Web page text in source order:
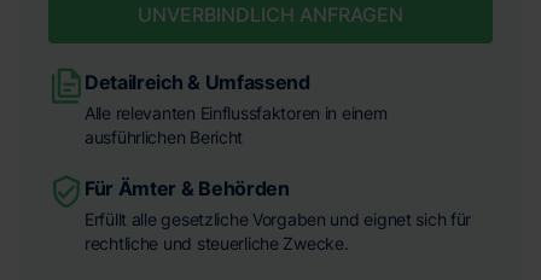
UNVERBINDLICH ANFRAGEN
Detailreich & Umfassend
Alle relevanten Einflussfaktoren in einem
ausführlichen Bericht
Für Ämter & Behörden
Erfüllt alle gesetzliche Vorgaben und eignet sich für
rechtliche und steuerliche Zwecke.